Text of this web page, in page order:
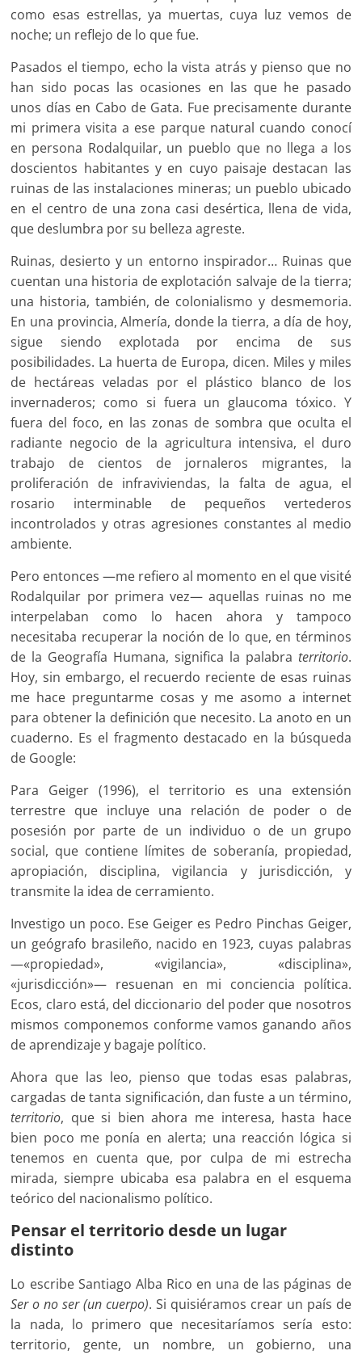
como esas estrellas, ya muertas, cuya luz vemos de
noche; un reflejo de lo que fue.
Pasados el tiempo, echo la vista atrás y pienso que no
han sido pocas las ocasiones en las que he pasado
unos días en Cabo de Gata. Fue precisamente durante
mi primera visita a ese parque natural cuando conocí
en persona Rodalquilar, un pueblo que no llega a los
doscientos habitantes y en cuyo paisaje destacan las
ruinas de las instalaciones mineras; un pueblo ubicado
en el centro de una zona casi desértica, llena de vida,
que deslumbra por su belleza agreste.
Ruinas, desierto y un entorno inspirador… Ruinas que
cuentan una historia de explotación salvaje de la tierra;
una historia, también, de colonialismo y desmemoria.
En una provincia, Almería, donde la tierra, a día de hoy,
sigue siendo explotada por encima de sus
posibilidades. La huerta de Europa, dicen. Miles y miles
de hectáreas veladas por el plástico blanco de los
invernaderos; como si fuera un glaucoma tóxico. Y
fuera del foco, en las zonas de sombra que oculta el
radiante negocio de la agricultura intensiva, el duro
trabajo de cientos de jornaleros migrantes, la
proliferación de infraviviendas, la falta de agua, el
rosario interminable de pequeños vertederos
incontrolados y otras agresiones constantes al medio
ambiente.
Pero entonces —me refiero al momento en el que visité
Rodalquilar por primera vez— aquellas ruinas no me
interpelaban como lo hacen ahora y tampoco
necesitaba recuperar la noción de lo que, en términos
de la Geografía Humana, significa la palabra territorio.
Hoy, sin embargo, el recuerdo reciente de esas ruinas
me hace preguntarme cosas y me asomo a internet
para obtener la definición que necesito. La anoto en un
cuaderno. Es el fragmento destacado en la búsqueda
de Google:
Para Geiger (1996), el territorio es una extensión
terrestre que incluye una relación de poder o de
posesión por parte de un individuo o de un grupo
social, que contiene límites de soberanía, propiedad,
apropiación, disciplina, vigilancia y jurisdicción, y
transmite la idea de cerramiento.
Investigo un poco. Ese Geiger es Pedro Pinchas Geiger,
un geógrafo brasileño, nacido en 1923, cuyas palabras
—«propiedad», «vigilancia», «disciplina»,
«jurisdicción»— resuenan en mi conciencia política.
Ecos, claro está, del diccionario del poder que nosotros
mismos componemos conforme vamos ganando años
de aprendizaje y bagaje político.
Ahora que las leo, pienso que todas esas palabras,
cargadas de tanta significación, dan fuste a un término,
territorio, que si bien ahora me interesa, hasta hace
bien poco me ponía en alerta; una reacción lógica si
tenemos en cuenta que, por culpa de mi estrecha
mirada, siempre ubicaba esa palabra en el esquema
teórico del nacionalismo político.
Pensar el territorio desde un lugar
distinto
Lo escribe Santiago Alba Rico en una de las páginas de
Ser o no ser (un cuerpo). Si quisiéramos crear un país de
la nada, lo primero que necesitaríamos sería esto:
territorio, gente, un nombre, un gobierno, una